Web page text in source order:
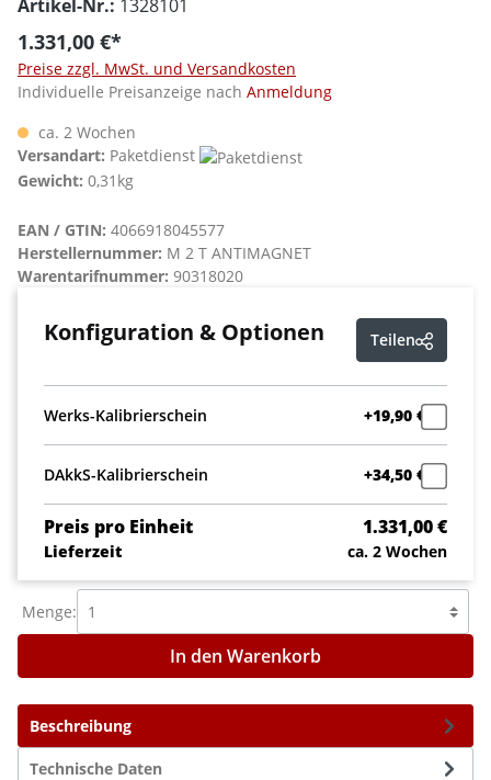
Beschreibung
Technische Daten
Artikel-Nr.: 1328101
1.331,00 €*
Preise zzgl. MwSt. und Versandkosten
Individuelle Preisanzeige nach Anmeldung
ca. 2 Wochen
Versandart: Paketdienst
Gewicht: 0,31kg
EAN / GTIN: 4066918045577
Herstellernummer: M 2 T ANTIMAGNET
Warentarifnummer: 90318020
Konfiguration & Optionen Teilen
Werks-Kalibrierschein +19,90 €
DAkkS-Kalibrierschein +34,50 €
Preis pro Einheit 1.331,00 €
Lieferzeit ca. 2 Wochen
Menge:
In den Warenkorb